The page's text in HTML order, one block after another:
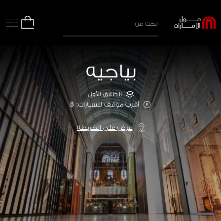
بياجيه
الطابق الأول
أقرب موقف للسيارات: B
عرض على الخريطة